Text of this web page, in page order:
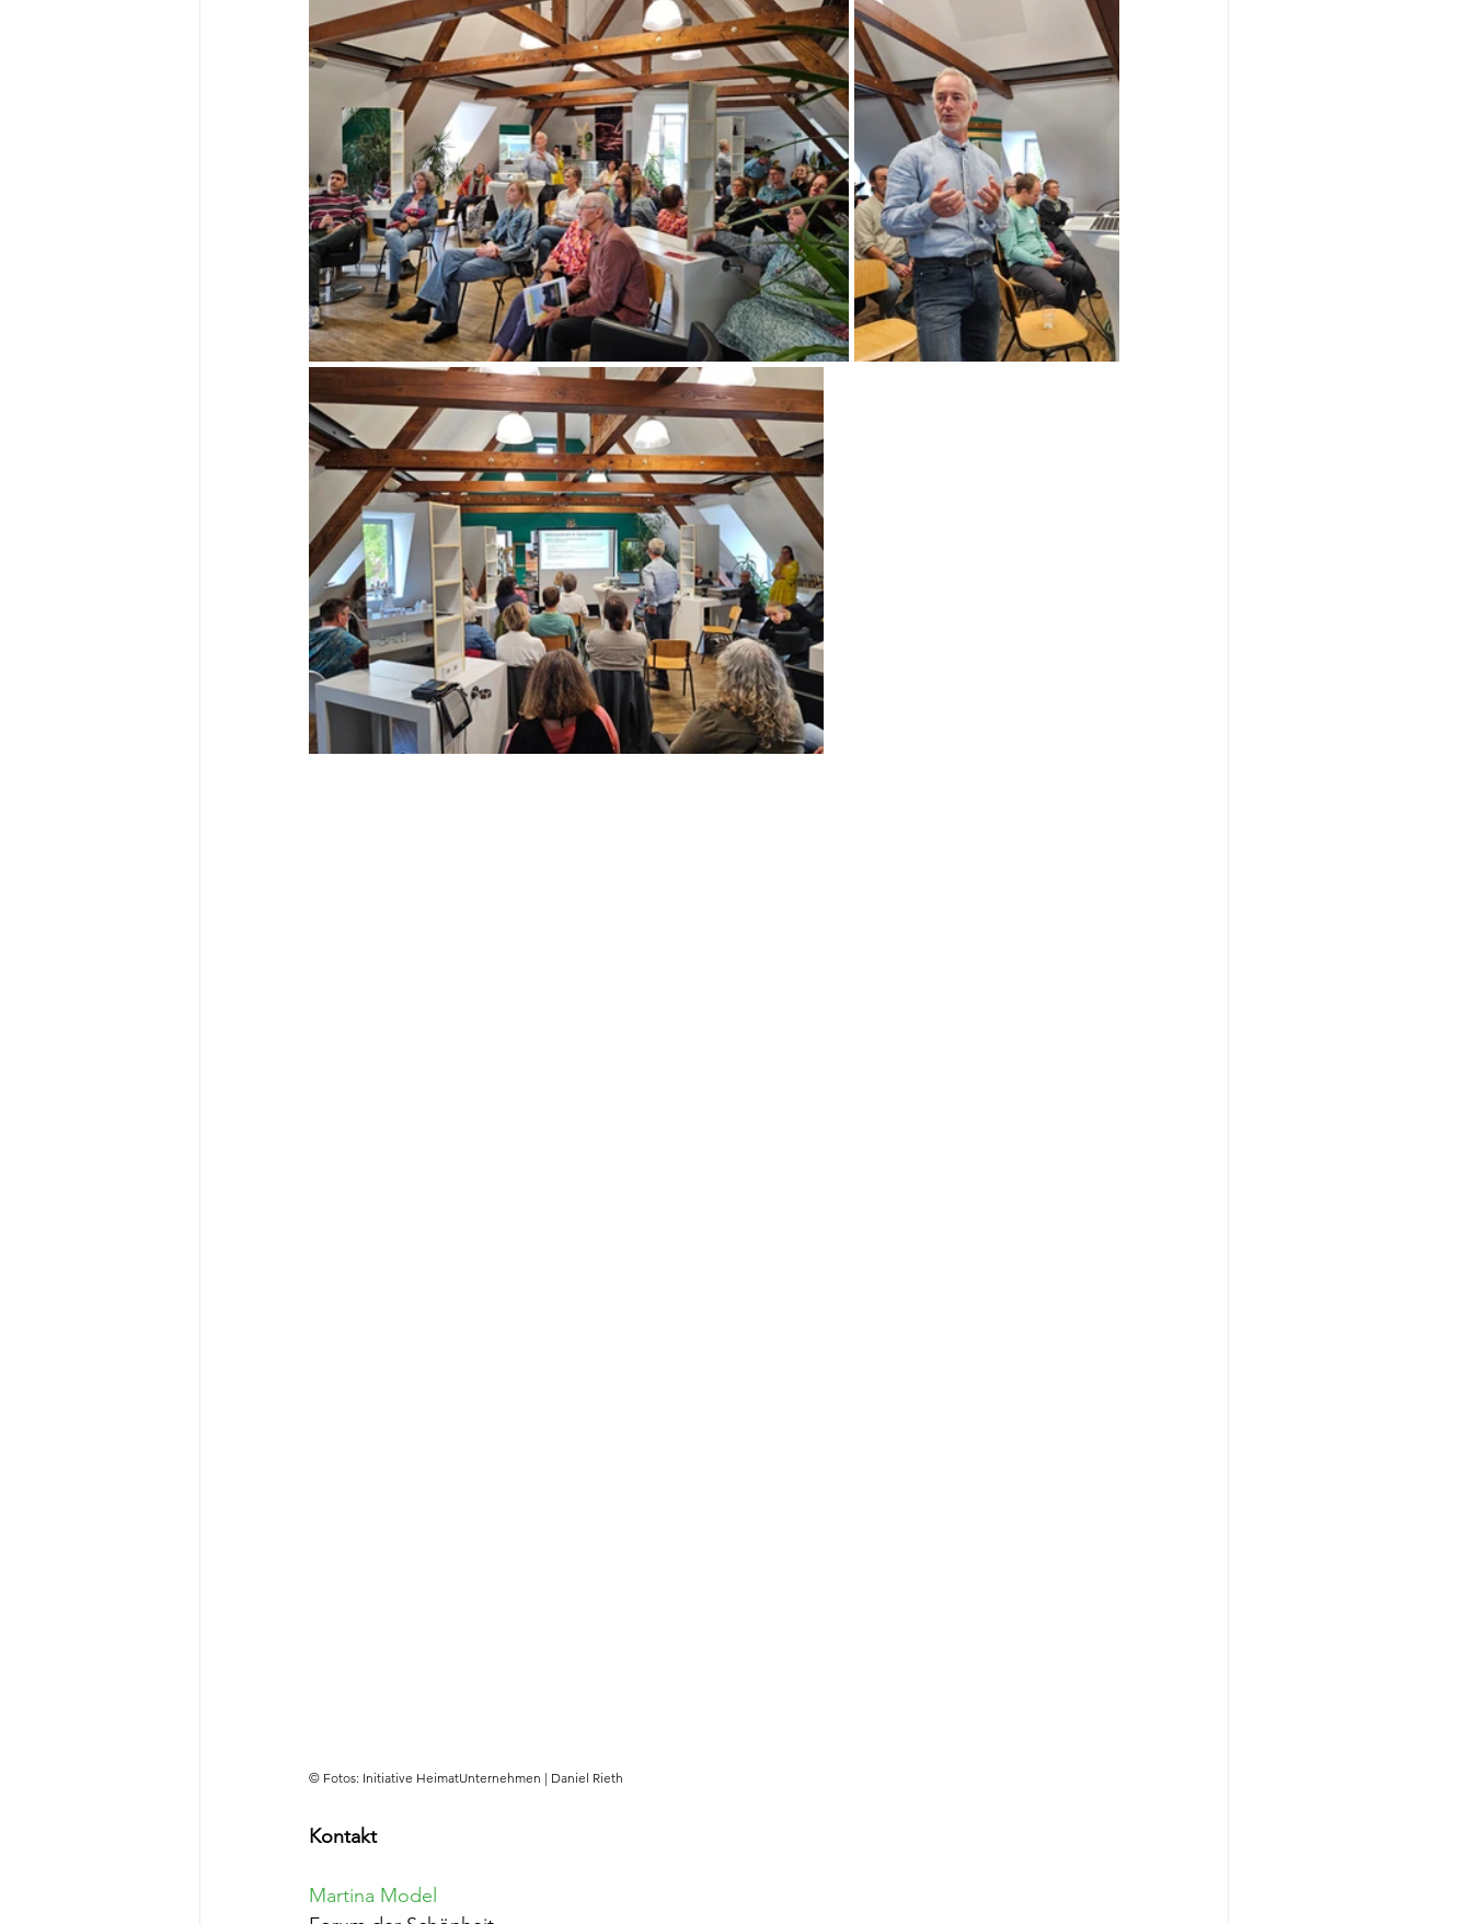
© Fotos: Initiative HeimatUnternehmen | Daniel Rieth
Kontakt
Martina Model